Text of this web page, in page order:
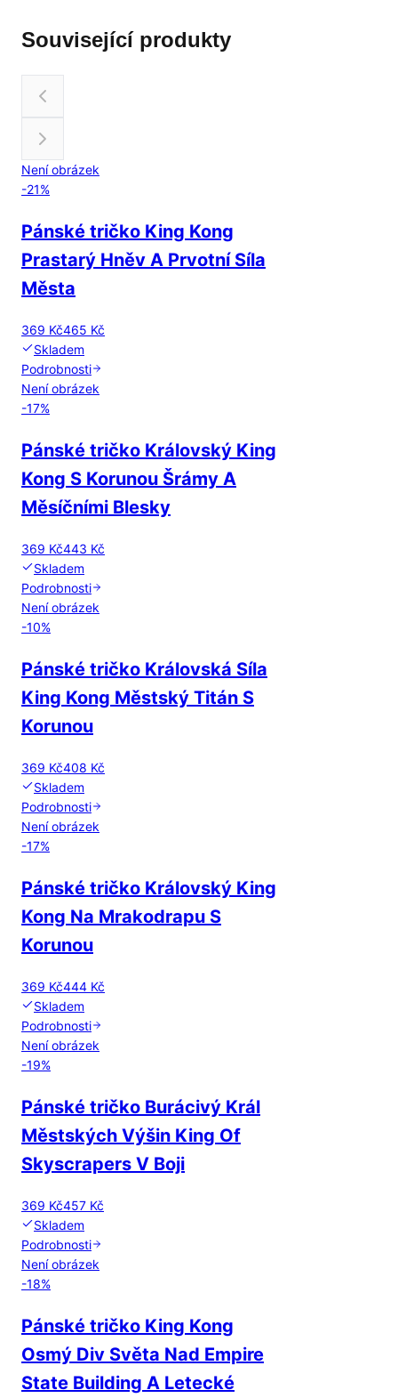
Související produkty
Není obrázek
-21%
Pánské tričko King Kong
Prastarý Hněv A Prvotní Síla
Města
369 Kč465 Kč
Skladem
Podrobnosti
Není obrázek
-17%
Pánské tričko Královský King
Kong S Korunou Šrámy A
Měsíčními Blesky
369 Kč443 Kč
Skladem
Podrobnosti
Není obrázek
-10%
Pánské tričko Královská Síla
King Kong Městský Titán S
Korunou
369 Kč408 Kč
Skladem
Podrobnosti
Není obrázek
-17%
Pánské tričko Královský King
Kong Na Mrakodrapu S
Korunou
369 Kč444 Kč
Skladem
Podrobnosti
Není obrázek
-19%
Pánské tričko Burácivý Král
Městských Výšin King Of
Skyscrapers V Boji
369 Kč457 Kč
Skladem
Podrobnosti
Není obrázek
-18%
Pánské tričko King Kong
Osmý Div Světa Nad Empire
State Building A Letecké